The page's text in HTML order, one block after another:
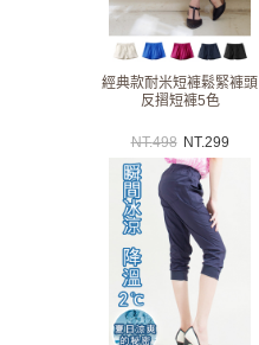
經典款耐米短褲鬆緊褲頭
反摺短褲5色
NT.498 NT.299